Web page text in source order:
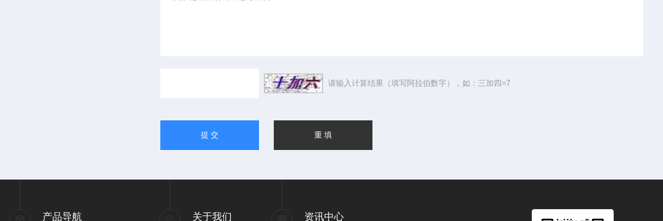
请输入计算结果（填写阿拉伯数字），如：三加四=7
产品导航 关于我们 资讯中心